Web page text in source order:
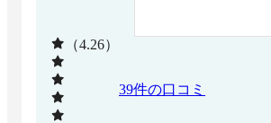
（4.26）
39件の口コミ